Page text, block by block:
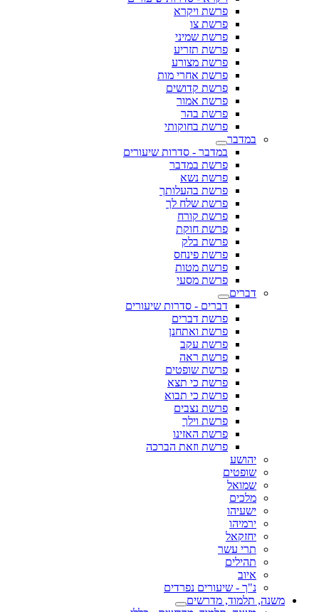
פרשת ויקרא
פרשת צו
פרשת שמיני
פרשת תזריע
פרשת מצורע
פרשת אחרי מות
פרשת קדושים
פרשת אמור
פרשת בהר
פרשת בחוקותי
במדבר
במדבר - סדרות שיעורים
פרשת במדבר
פרשת נשא
פרשת בהעלותך
פרשת שלח לך
פרשת קורח
פרשת חוקת
פרשת בלק
פרשת פינחס
פרשת מטות
פרשת מסעי
דברים
דברים - סדרות שיעורים
פרשת דברים
פרשת ואתחנן
פרשת עקב
פרשת ראה
פרשת שופטים
פרשת כי תצא
פרשת כי תבוא
פרשת נצבים
פרשת וילך
פרשת האזינו
פרשת וזאת הברכה
יהושע
שופטים
שמואל
מלכים
ישעיהו
ירמיהו
יחזקאל
תרי עשר
תהילים
איוב
נ"ך - שיעורים נפרדים
משנה, תלמוד, מדרשים